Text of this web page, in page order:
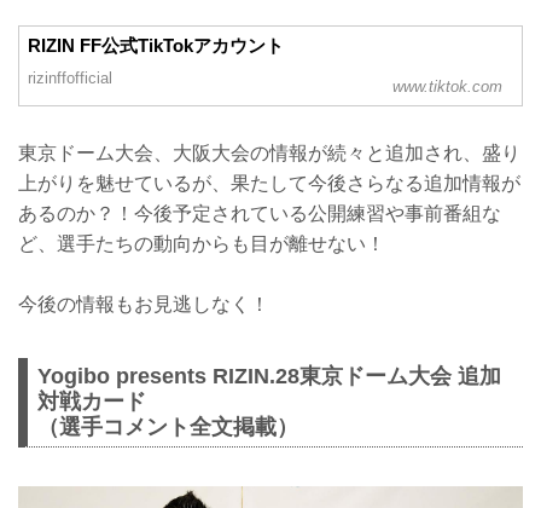
RIZIN FF公式TikTokアカウント
rizinffofficial www.tiktok.com
東京ドーム大会、大阪大会の情報が続々と追加され、盛り
上がりを魅せているが、果たして今後さらなる追加情報が
あるのか？！今後予定されている公開練習や事前番組な
ど、選手たちの動向からも目が離せない！
今後の情報もお見逃しなく！
Yogibo presents RIZIN.28東京ドーム大会 追加
対戦カード
（選手コメント全文掲載）